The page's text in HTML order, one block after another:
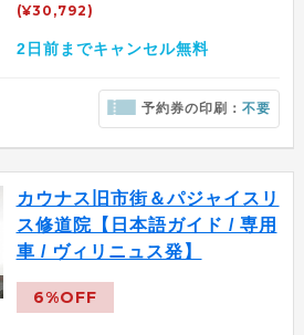
(¥30,792)
2日前までキャンセル無料
予約券の印刷：不要
カウナス旧市街＆パジャイスリ
ス修道院【日本語ガイド / 専用
車 / ヴィリニュス発】
6%OFF